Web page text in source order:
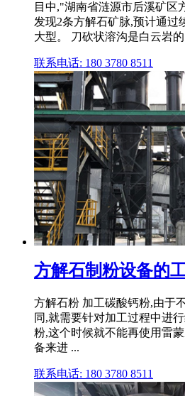
目中,"湖南省涟源市后溪矿区
发现2条方解石矿脉,预计通过
大型。 刀砍状溶沟是白云岩
联系电话: 180 3780 8511
方解石制粉设备的
方解石粉 加工碳酸钙粉,由于
同,就需要针对加工过程中进
粉,这个时候就不能再使用雷
备来进 ...
联系电话: 180 3780 8511